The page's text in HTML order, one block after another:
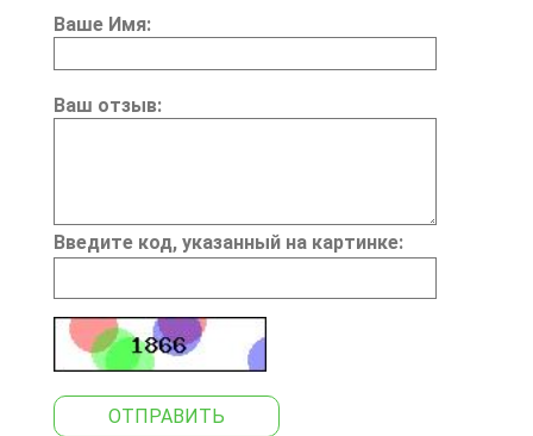
Ваше Имя:
Ваш отзыв:
Введите код, указанный на картинке:
ОТПРАВИТЬ